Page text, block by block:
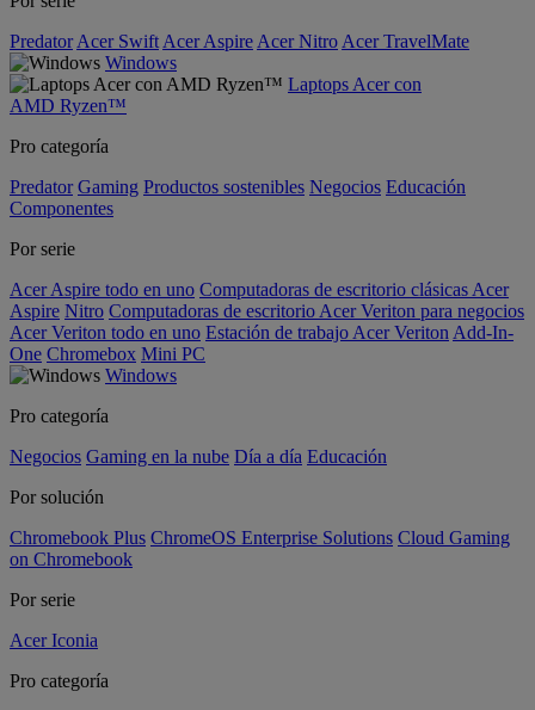
Predator Acer Swift Acer Aspire Acer Nitro Acer TravelMate
Windows
Laptops Acer con
AMD Ryzen™
Pro categoría
Predator Gaming Productos sostenibles Negocios Educación
Componentes
Por serie
Acer Aspire todo en uno Computadoras de escritorio clásicas Acer
Aspire Nitro Computadoras de escritorio Acer Veriton para negocios
Acer Veriton todo en uno Estación de trabajo Acer Veriton Add-In-
One Chromebox Mini PC
Windows
Pro categoría
Negocios Gaming en la nube Día a día Educación
Por solución
Chromebook Plus ChromeOS Enterprise Solutions Cloud Gaming
on Chromebook
Por serie
Acer Iconia
Pro categoría